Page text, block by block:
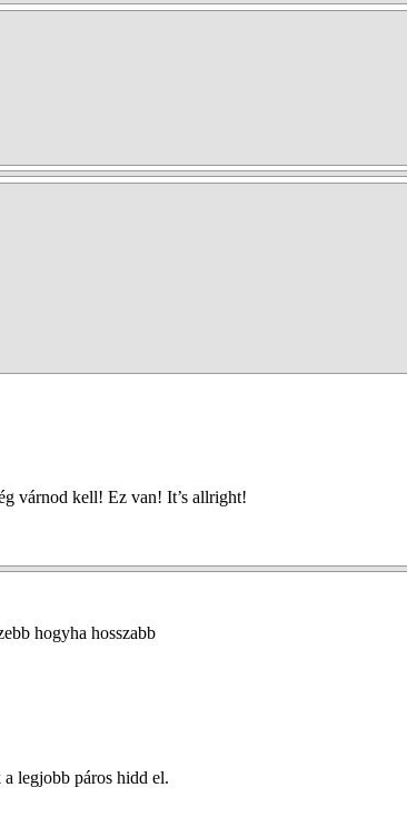
várnod kell! Ez van! It’s allright!
hogyha hosszabb
legjobb páros hidd el.